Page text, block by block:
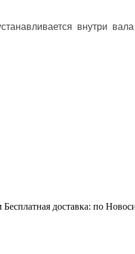
внутри
доставка: по